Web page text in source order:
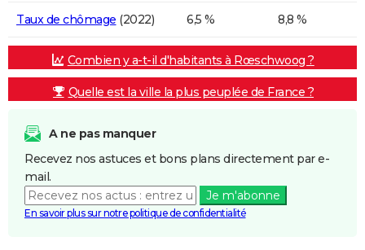
Taux de chômage (2022) 6,5 % 8,8 %
Combien y a-t-il d'habitants à Rœschwoog ?
Quelle est la ville la plus peuplée de France ?
A ne pas manquer
Recevez nos astuces et bons plans directement par e-
mail.
Je m'abonne
En savoir plus sur notre politique de confidentialité